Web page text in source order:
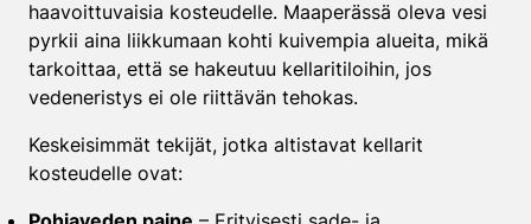
haavoittuvaisia kosteudelle. Maaperässä oleva vesi
pyrkii aina liikkumaan kohti kuivempia alueita, mikä
tarkoittaa, että se hakeutuu kellaritiloihin, jos
vedeneristys ei ole riittävän tehokas.
Keskeisimmät tekijät, jotka altistavat kellarit
kosteudelle ovat: